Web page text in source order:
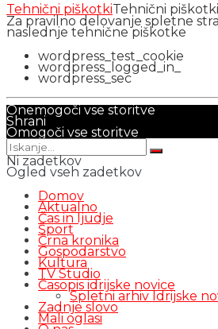
Tehnični piškotkiTehnični piškotki
Za pravilno delovanje spletne
naslednje tehnične piškotke
wordpress_test_cookie
wordpress_logged_in_
wordpress_sec
Onemogoči vse storitve
Shrani
Omogoči vse storitve
Ni zadetkov
Ogled vseh zadetkov
Domov
Aktualno
Čas in ljudje
Šport
Črna kronika
Gospodarstvo
Kultura
TV Studio
Časopis idrijske novice
Spletni arhiv Idrijske
Zadnje slovo
Mali oglasi